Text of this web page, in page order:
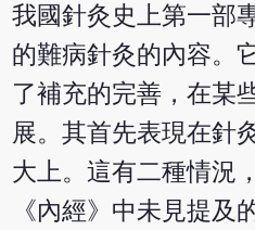
我國針灸史上第一部
的難病針灸的內容。
了補充的完善，在某
展。其首先表現在針
大上。這有二種情況
《內經》中未見提及